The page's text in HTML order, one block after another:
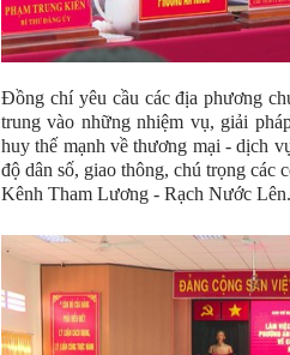
Đồng chí yêu cầu các địa phương
trung vào những nhiệm vụ, giải
huy thế mạnh về thương mại - dịch
độ dân số, giao thông, chú trọng
Kênh Tham Lương - Rạch Nước Lên.